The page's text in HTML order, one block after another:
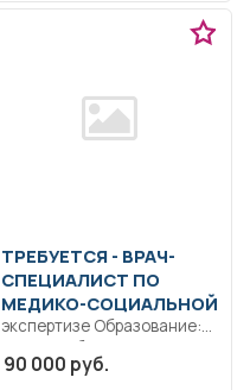
ТРЕБУЕТСЯ - ВРАЧ-
СПЕЦИАЛИСТ ПО
МЕДИКО-СОЦИАЛЬНОЙ
экспертизе Образование:
Высшее образование —
специалитет,
90 000 руб.